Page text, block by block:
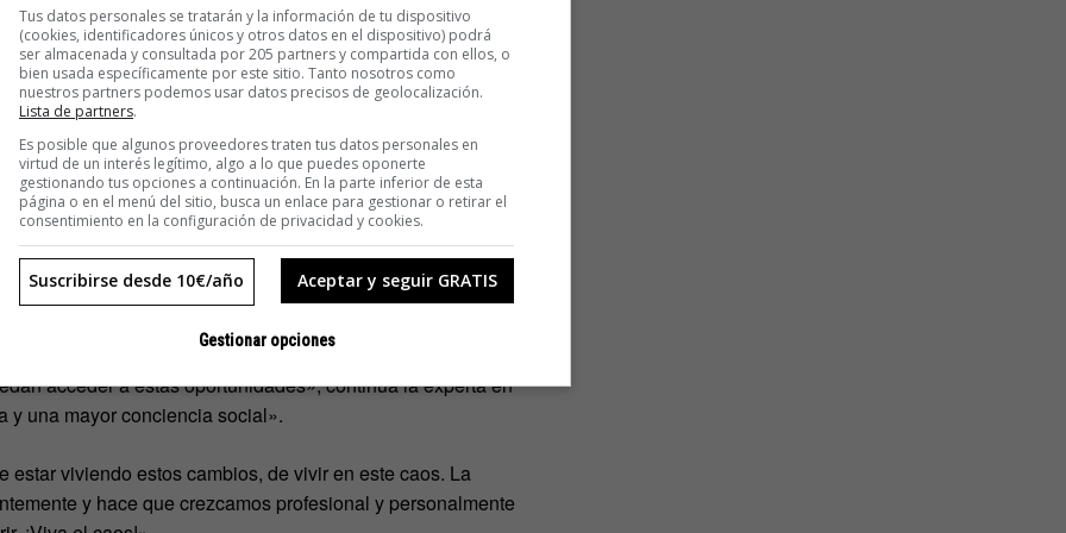
unas cuantas están preparadas para un era en la que“la
nuevas habilidades”.
que tenemos que olvidar «el concepto ‘para toda la vida'».
garantizarnos un proyecto profesional», especifica.
realidad para todos aquellos que quieran demostrar su
joven que lo tiene claro. Huyen del status quo y se
it yourself). No esperan nada de nadie, porque saben
todo esto se dé de forma natural, pero la tecnología
acceder a estas oportunidades», continúa la experta en
y una mayor conciencia social».
viviendo estos cambios, de vivir en este caos. La
y hace que crezcamos profesional y personalmente
Tus datos personales se tratarán y la información de tu dispositivo
(cookies, identificadores únicos y otros datos en el dispositivo) podrá
ser almacenada y consultada por 205 partners y compartida con ellos, o
bien usada específicamente por este sitio. Tanto nosotros como
nuestros partners podemos usar datos precisos de geolocalización.
Lista de partners.
Es posible que algunos proveedores traten tus datos personales en
virtud de un interés legítimo, algo a lo que puedes oponerte
gestionando tus opciones a continuación. En la parte inferior de esta
página o en el menú del sitio, busca un enlace para gestionar o retirar el
consentimiento en la configuración de privacidad y cookies.
Aceptar y seguir GRATIS
Suscribirse desde 10€/año
Gestionar opciones